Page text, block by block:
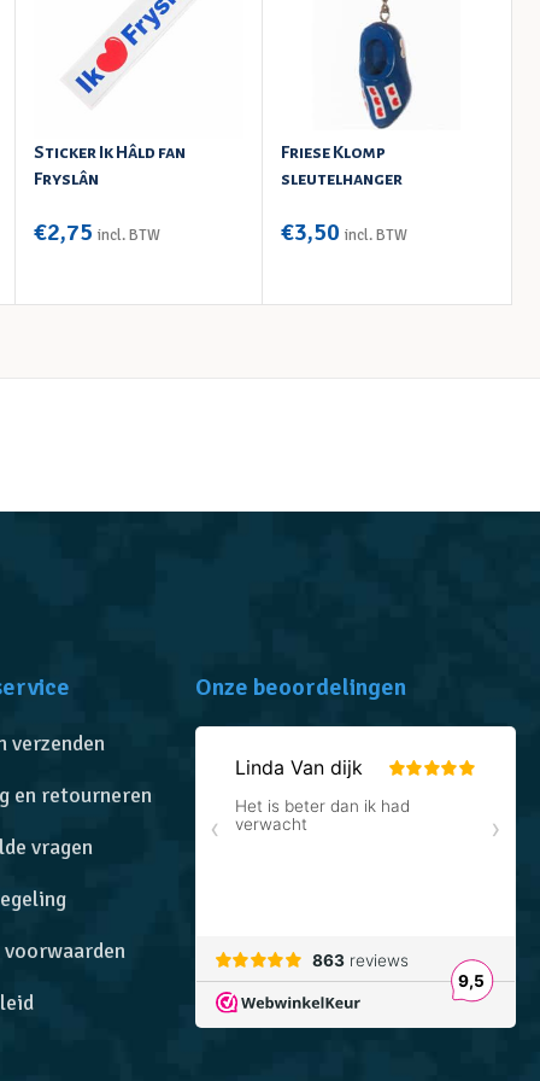
Sticker Ik Hâld fan
Fryslân
€2,75 incl. BTW
Friese Klomp
sleutelhanger
€3,50 incl. BTW
verzenden
en retourneren
vragen
voorwaarden
Onze beoordelingen